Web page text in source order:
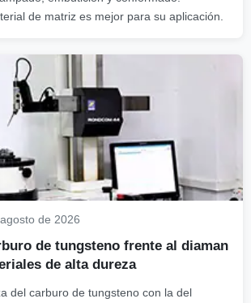
de matriz es mejor para su aplicación.
de 2026
de tungsteno frente al diaman
de alta dureza
del carburo de tungsteno con la del